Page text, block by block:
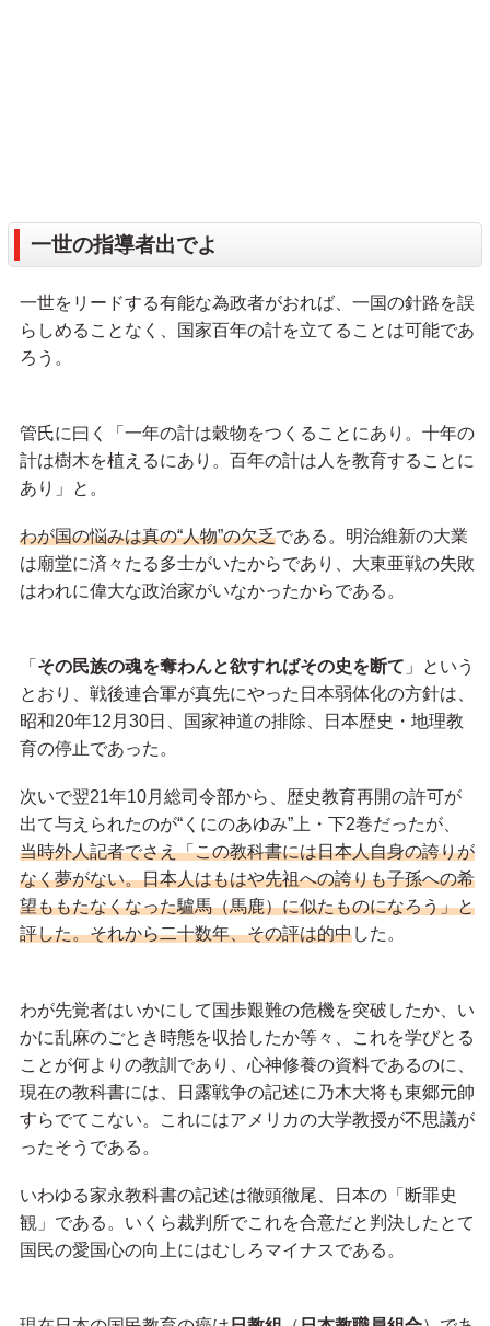
一世の指導者出でよ
一世をリードする有能な為政者がおれば、一国の針路を誤
らしめることなく、国家百年の計を立てることは可能であ
ろう。
管氏に曰く「一年の計は穀物をつくることにあり。十年の
計は樹木を植えるにあり。百年の計は人を教育することに
あり」と。
わが国の悩みは真の“人物”の欠乏である。明治維新の大業
は廟堂に済々たる多士がいたからであり、大東亜戦の失敗
はわれに偉大な政治家がいなかったからである。
「 その民族の魂を奪わんと欲すればその史を断て 」という
とおり、戦後連合軍が真先にやった日本弱体化の方針は、
昭和20年12月30日、国家神道の排除、日本歴史・地理教
育の停止であった。
次いで翌21年10月総司令部から、歴史教育再開の許可が
出て与えられたのが“くにのあゆみ”上・下2巻だったが、
当時外人記者でさえ「この教科書には日本人自身の誇りが
なく夢がない。日本人はもはや先祖への誇りも子孫への希
望ももたなくなった驢馬（馬鹿）に似たものになろう」と
評した。それから二十数年、その評は的中した。
わが先覚者はいかにして国歩艱難の危機を突破したか、い
かに乱麻のごとき時態を収拾したか等々、これを学びとる
ことが何よりの教訓であり、心神修養の資料であるのに、
現在の教科書には、日露戦争の記述に乃木大将も東郷元帥
すらでてこない。これにはアメリカの大学教授が不思議が
ったそうである。
いわゆる家永教科書の記述は徹頭徹尾、日本の「断罪史
観」である。いくら裁判所でこれを合意だと判決したとて
国民の愛国心の向上にはむしろマイナスである。